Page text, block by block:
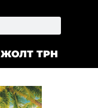
ЖОЛТ ТРН